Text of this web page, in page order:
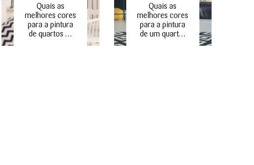
Quais as
melhores cores
para a pintura
de quartos …
Quais as
melhores cores
para a pintura
de um quart…